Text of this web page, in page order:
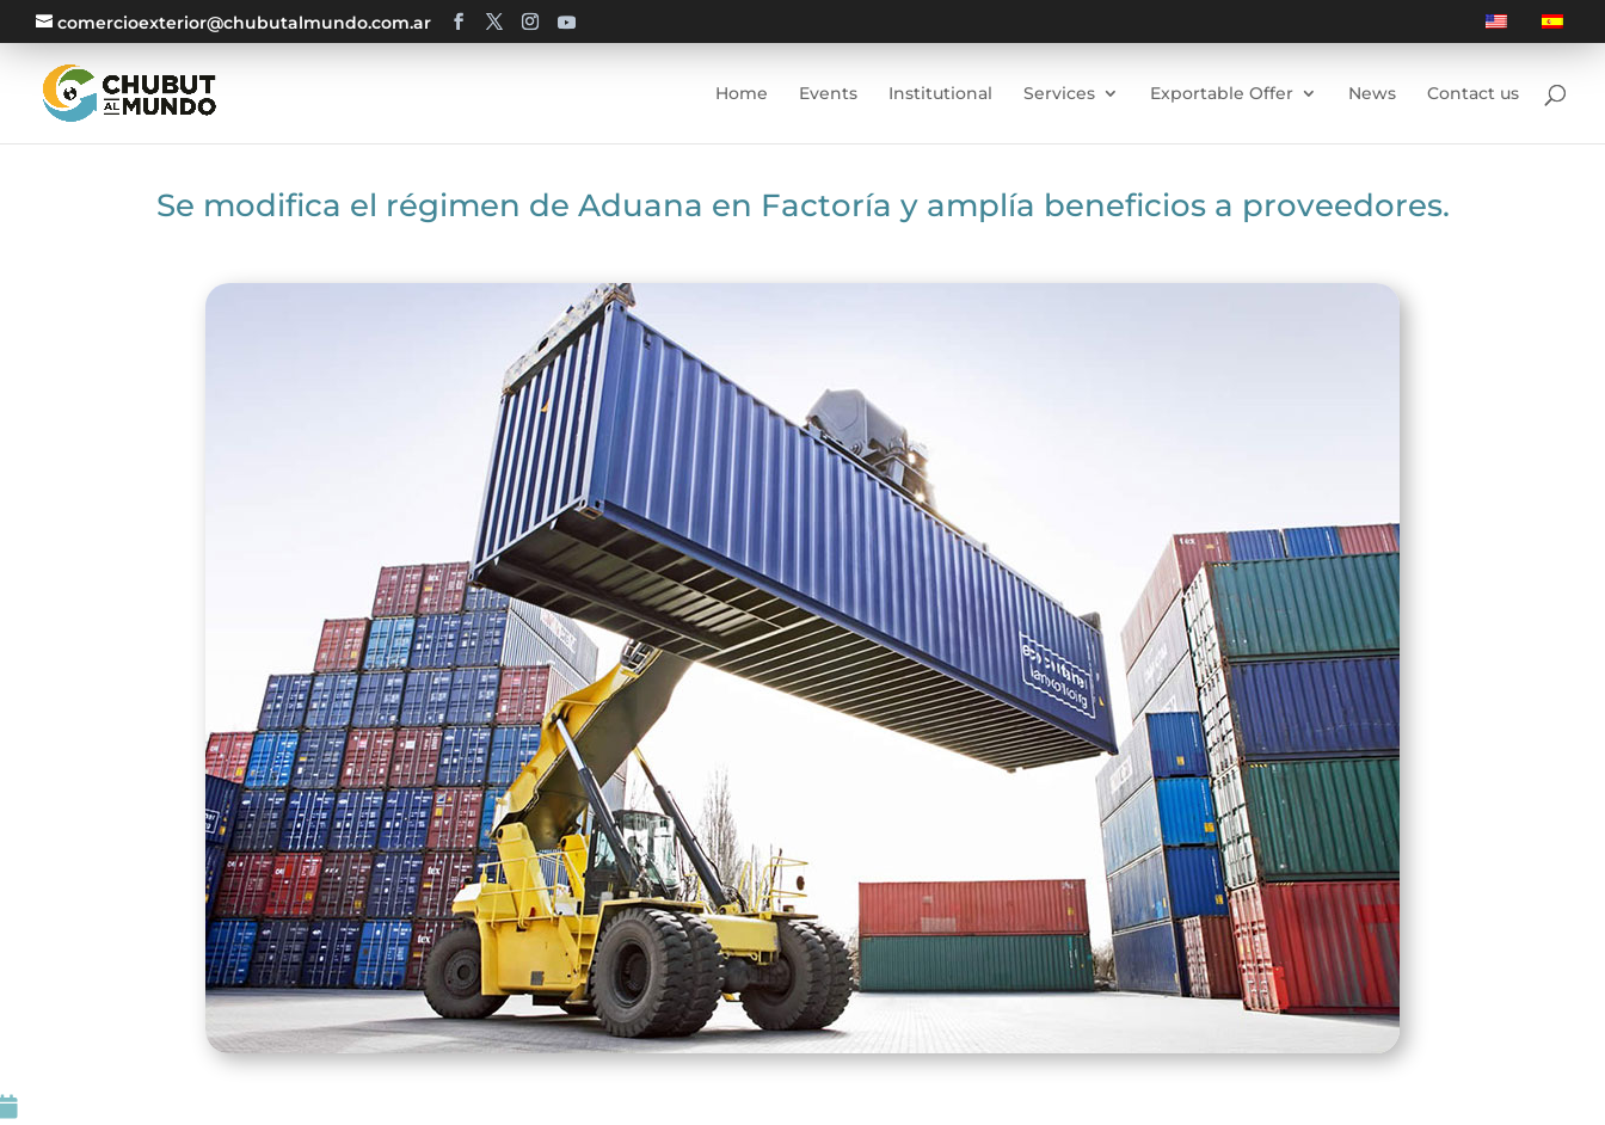
comercioexterior@chubutalmundo.com.ar
Home Events Institutional Services Exportable Offer News Contact us
Se modifica el régimen de Aduana en Factoría y amplía beneficios a proveedores.